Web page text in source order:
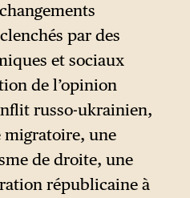
par des
et sociaux
de l’opinion
russo-ukrainien,
migratoire, une
de droite, une
républicaine à